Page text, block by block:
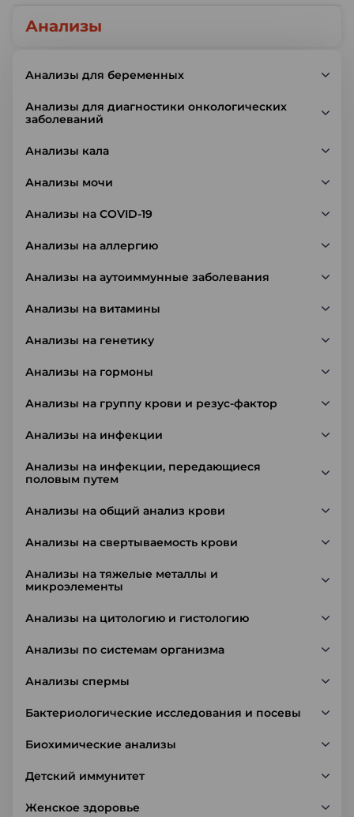
Анализы
Анализы для беременных
Анализы для диагностики онкологических
заболеваний
Анализы кала
Анализы мочи
Анализы на COVID-19
Анализы на аллергию
Анализы на аутоиммунные заболевания
Анализы на витамины
Анализы на генетику
Анализы на гормоны
Анализы на группу крови и резус-фактор
Анализы на инфекции
Анализы на инфекции, передающиеся
половым путем
Анализы на общий анализ крови
Анализы на свертываемость крови
Анализы на тяжелые металлы и
микроэлементы
Анализы на цитологию и гистологию
Анализы по системам организма
Анализы спермы
Бактериологические исследования и посевы
Биохимические анализы
Детский иммунитет
Женское здоровье